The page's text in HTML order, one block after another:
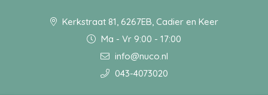
Kerkstraat 81, 6267EB, Cadier en Keer
Ma - Vr 9:00 - 17:00
info@nuco.nl
043-4073020